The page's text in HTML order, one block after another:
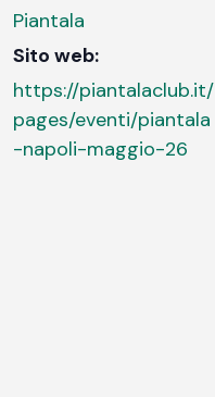
Piantala
Sito web:
https://piantalaclub.it/
pages/eventi/piantala
-napoli-maggio-26